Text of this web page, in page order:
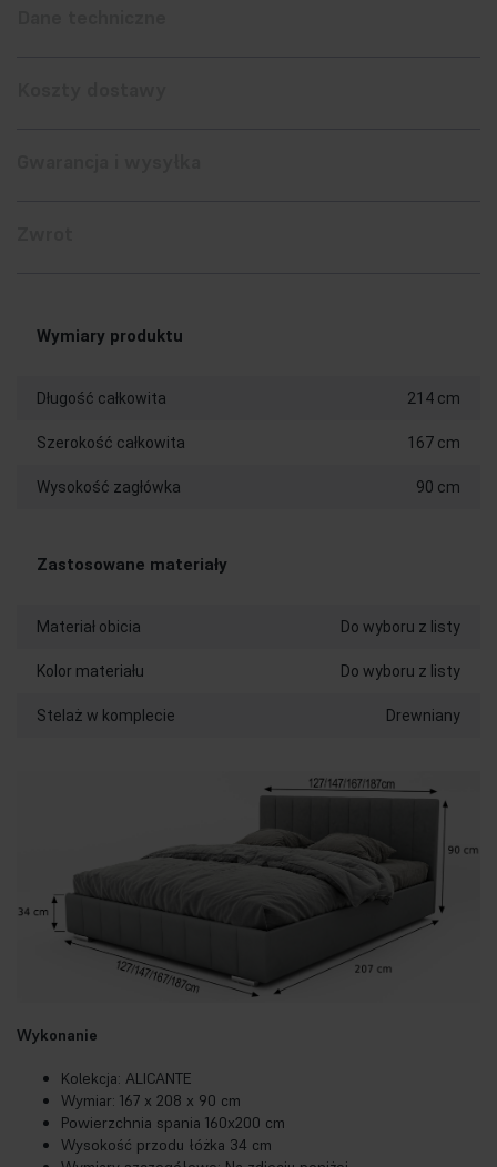
Wymiary produktu
Długość całkowita 214 cm
Szerokość całkowita 167 cm
Wysokość zagłówka 90 cm
Zastosowane materiały
Materiał obicia Do wyboru z listy
Kolor materiału Do wyboru z listy
Stelaż w komplecie Drewniany
Wykonanie
Kolekcja: ALICANTE
Wymiar: 167 x 208 x 90 cm
Powierzchnia spania 160x200 cm
Wysokość przodu łóżka 34 cm